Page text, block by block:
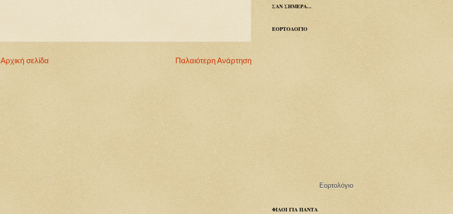
Παλαιότερη Ανάρτηση
Αρχική σελίδα
ΣΑΝ ΣΗΜΕΡΑ...
ΕΟΡΤΟΛΟΓΙΟ
Εορτολόγιο
ΦΙΛΟΙ ΓΙΑ ΠΑΝΤΑ